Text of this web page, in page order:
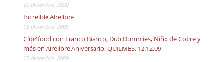
20 diciembre, 2020
Increible Airelibre
15 diciembre, 2009
Clip4food con Franco Bianco, Dub Dummies, Niño de Cobre y
más en Airelibre Aniversario, QUILMES. 12.12.09
12 diciembre, 2009